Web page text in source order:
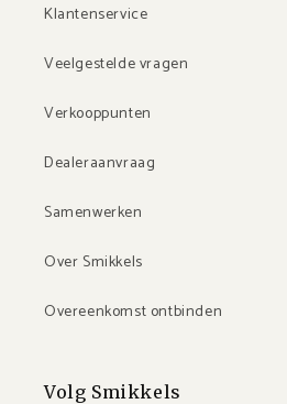
Klantenservice
Veelgestelde vragen
Verkooppunten
Dealeraanvraag
Samenwerken
Over Smikkels
Overeenkomst ontbinden
Volg Smikkels